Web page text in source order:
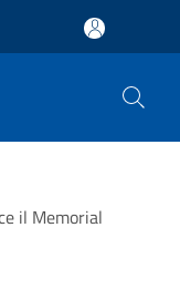
il Memorial